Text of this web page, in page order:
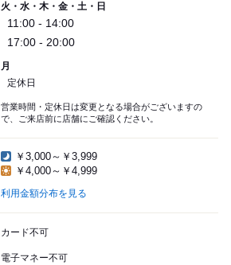
火・水・木・金・土・日
11:00 - 14:00
17:00 - 20:00
月
定休日
営業時間・定休日は変更となる場合がございますの
で、ご来店前に店舗にご確認ください。
￥3,000～￥3,999
￥4,000～￥4,999
利用金額分布を見る
カード不可
電子マネー不可